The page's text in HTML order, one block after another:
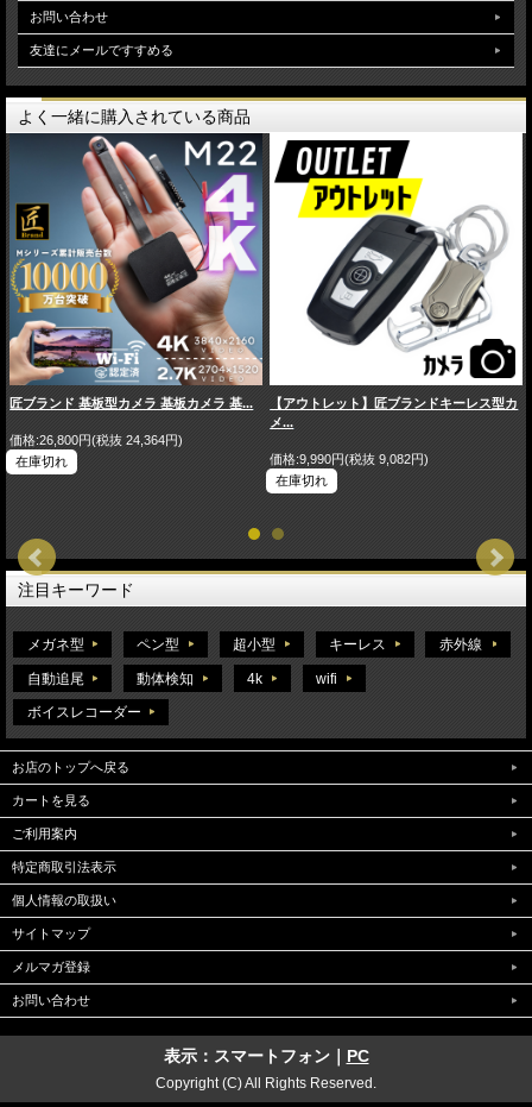
お問い合わせ
友達にメールですすめる
よく一緒に購入されている商品
匠ブランド 基板型カメラ 基板カメラ 基...
価格:26,800円(税抜 24,364円)
在庫切れ
【アウトレット】匠ブランドキーレス型カ
メ...
価格:9,990円(税抜 9,082円)
在庫切れ
注目キーワード
メガネ型 ペン型 超小型 キーレス 赤外線
自動追尾 動体検知 4k wifi
ボイスレコーダー
お店のトップへ戻る
カートを見る
ご利用案内
特定商取引法表示
個人情報の取扱い
サイトマップ
メルマガ登録
お問い合わせ
表示：スマートフォン｜ PC
Copyright (C) All Rights Reserved.